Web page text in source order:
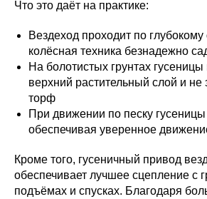
Что это даёт на практике:
Вездеход проходит по глубокому
колёсная техника безнадежно
На болотистых грунтах
верхний растительный слой и не
торф
При движении по песку гусеницы
обеспечивая уверенное
Кроме того, гусеничный привод
обеспечивает лучшее сцепление с
подъёмах и спусках. Благодаря